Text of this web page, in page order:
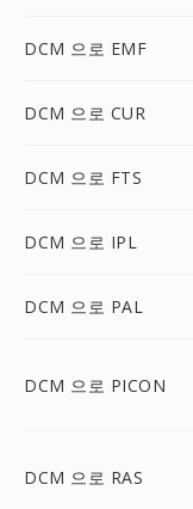
DCM 으로 EMF
DCM 으로 CUR
DCM 으로 FTS
DCM 으로 IPL
DCM 으로 PAL
DCM 으로 PICON
DCM 으로 RAS